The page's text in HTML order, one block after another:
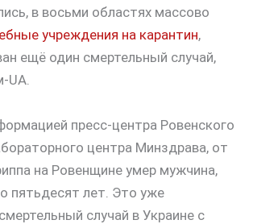
в восьми областях массово
учреждения на карантин,
ещё один смертельный случай,
UA.
пресс-центра Ровенского
центра Минздрава, от
на Ровенщине умер мужчина,
пятьдесят лет. Это уже
случай в Украине с